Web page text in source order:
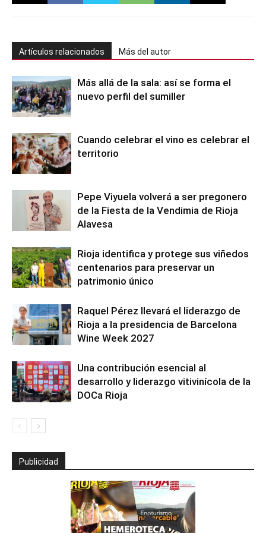
Artículos relacionados Más del autor
Más allá de la sala: así se forma el
nuevo perfil del sumiller
Cuando celebrar el vino es celebrar el
territorio
Pepe Viyuela volverá a ser pregonero
de la Fiesta de la Vendimia de Rioja
Alavesa
Rioja identifica y protege sus viñedos
centenarios para preservar un
patrimonio único
Raquel Pérez llevará el liderazgo de
Rioja a la presidencia de Barcelona
Wine Week 2027
Una contribución esencial al
desarrollo y liderazgo vitivinícola de la
DOCa Rioja
Publicidad